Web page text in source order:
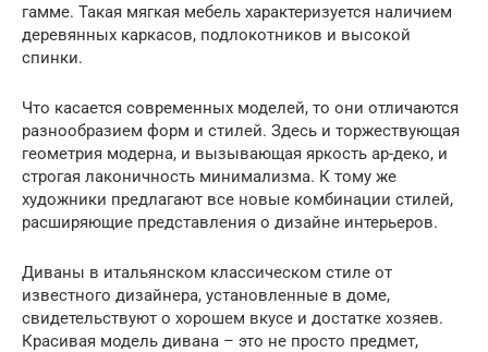
гамме. Такая мягкая мебель характеризуется наличием
деревянных каркасов, подлокотников и высокой
спинки.
Что касается современных моделей, то они отличаются
разнообразием форм и стилей. Здесь и торжествующая
геометрия модерна, и вызывающая яркость ар-деко, и
строгая лаконичность минимализма. К тому же
художники предлагают все новые комбинации стилей,
расширяющие представления о дизайне интерьеров.
Диваны в итальянском классическом стиле от
известного дизайнера, установленные в доме,
свидетельствуют о хорошем вкусе и достатке хозяев.
Красивая модель дивана – это не просто предмет,